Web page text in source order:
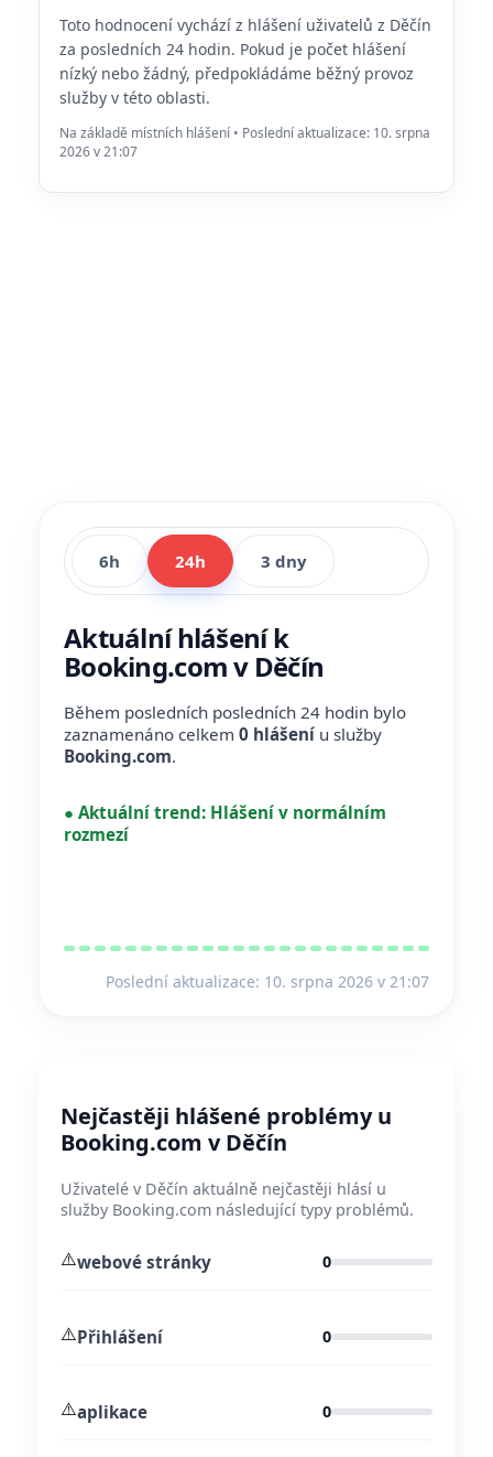
Toto hodnocení vychází z hlášení uživatelů z Děčín
za posledních 24 hodin. Pokud je počet hlášení
nízký nebo žádný, předpokládáme běžný provoz
služby v této oblasti.
Na základě místních hlášení • Poslední aktualizace: 10. srpna
2026 v 21:07
6h 24h 3 dny
Aktuální hlášení k
Booking.com v Děčín
Během posledních posledních 24 hodin bylo
zaznamenáno celkem 0 hlášení u služby
Booking.com.
● Aktuální trend: Hlášení v normálním
rozmezí
Poslední aktualizace: 10. srpna 2026 v 21:07
Nejčastěji hlášené problémy u
Booking.com v Děčín
Uživatelé v Děčín aktuálně nejčastěji hlásí u
služby Booking.com následující typy problémů.
⚠️webové stránky 0
⚠️Přihlášení 0
⚠️aplikace 0